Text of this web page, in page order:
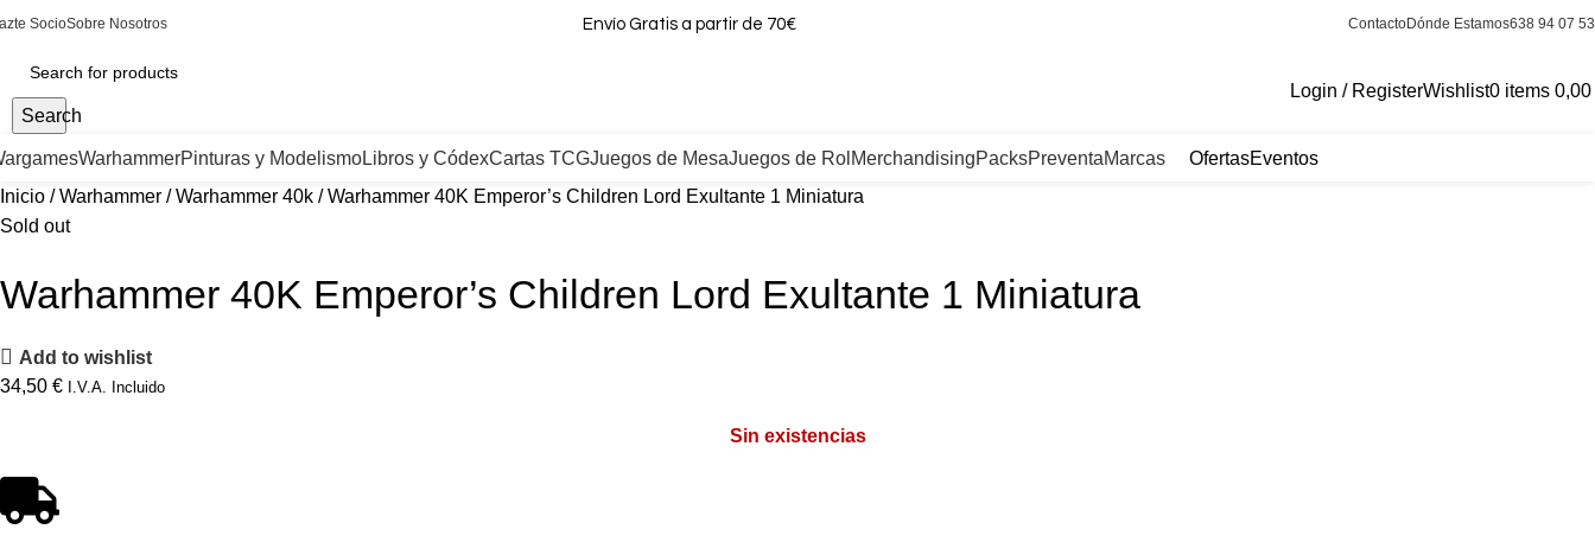
SocioSobre Nosotros Envío Gratis a partir de 70€ ContactoDónde Estamos638 94 07 53
Search
Login / RegisterWishlist0 items 0,00
WarhammerPinturas y ModelismoLibros y CódexCartas TCGJuegos de MesaJuegos de Rol MerchandisingPacksPreventaMarcas OfertasEventos
Inicio
Warhammer Warhammer 40k
Warhammer 40K Emperor’s Children Lord Exultante 1 Miniatura
Sold out
Warhammer 40K Emperor’s Children Lord Exultante 1 Miniatura
Add to wishlist
34,50 € I.V.A. Incluido
Sin existencias